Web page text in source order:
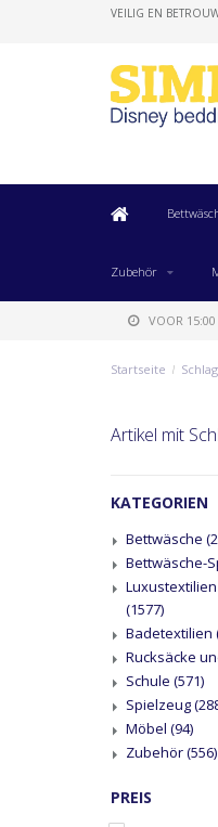
VEILIG EN
Zubehör
VOOR
Startseite /
Artikel mit
KATEGORIEN
Bettwäsche
Bettwäsche-
(1577)
Badetextilien
Rucksäcke
Schule (571)
Spielzeug
Möbel (94)
Zubehör(556)
PREIS